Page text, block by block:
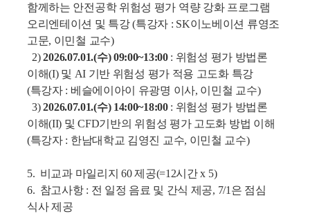
함께하는 안전공학 위험성 평가 역량 강화 프로그램
오리엔테이션 및 특강 (특강자 : SK이노베이션 류영조
고문, 이민철 교수)
2)2026.07.01.(수) 09:00~13:00 : 위험성 평가 방법론
이해(I) 및 AI 기반 위험성 평가 적용 고도화 특강
(특강자 : 베슬에이아이 유광명 이사, 이민철 교수)
3)2026.07.01.(수) 14:00~18:00: 위험성 평가 방법론
이해(II) 및 CFD기반의 위험성 평가 고도화 방법 이해
(특강자 : 한남대학교 김영진 교수, 이민철 교수)
5. 비교과 마일리지 60 제공(=12시간 x 5)
6. 참고사항 : 전 일정 음료 및 간식 제공, 7/1은 점심
식사 제공